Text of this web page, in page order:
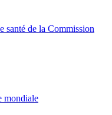
santé de la Commission
mondiale